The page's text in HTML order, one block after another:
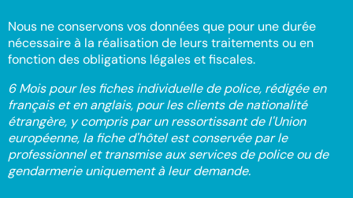
Nous ne conservons vos données que pour une durée
nécessaire à la réalisation de leurs traitements ou en
fonction des obligations légales et fiscales.
6 Mois pour les fiches individuelle de police, rédigée en
français et en anglais, pour les clients de nationalité
étrangère, y compris par un ressortissant de l'Union
européenne, la fiche d'hôtel est conservée par le
professionnel et transmise aux services de police ou de
gendarmerie uniquement à leur demande.